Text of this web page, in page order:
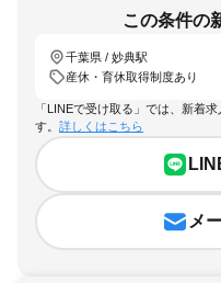
この条件の
千葉県 / 妙典駅
産休・育休取得制度あり
「LINEで受け取る」では、新着
す。 詳しくはこちら
メ